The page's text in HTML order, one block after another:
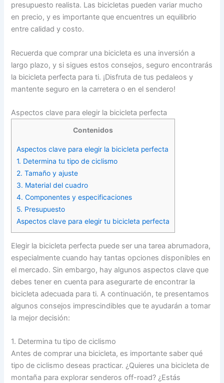
presupuesto realista. Las bicicletas pueden variar mucho
en precio, y es importante que encuentres un equilibrio
entre calidad y costo.
Recuerda que comprar una bicicleta es una inversión a
largo plazo, y si sigues estos consejos, seguro encontrarás
la bicicleta perfecta para ti. ¡Disfruta de tus pedaleos y
mantente seguro en la carretera o en el sendero!
Aspectos clave para elegir la bicicleta perfecta
Contenidos
Aspectos clave para elegir la bicicleta perfecta
1. Determina tu tipo de ciclismo
2. Tamaño y ajuste
3. Material del cuadro
4. Componentes y especificaciones
5. Presupuesto
Aspectos clave para elegir tu bicicleta perfecta
Elegir la bicicleta perfecta puede ser una tarea abrumadora,
especialmente cuando hay tantas opciones disponibles en
el mercado. Sin embargo, hay algunos aspectos clave que
debes tener en cuenta para asegurarte de encontrar la
bicicleta adecuada para ti. A continuación, te presentamos
algunos consejos imprescindibles que te ayudarán a tomar
la mejor decisión:
1. Determina tu tipo de ciclismo
Antes de comprar una bicicleta, es importante saber qué
tipo de ciclismo deseas practicar. ¿Quieres una bicicleta de
montaña para explorar senderos off-road? ¿Estás